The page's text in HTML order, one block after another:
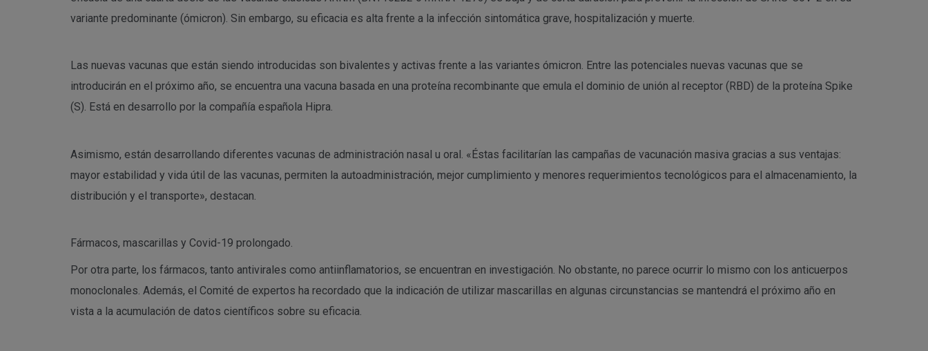
variante predominante (ómicron). Sin embargo, su eficacia es alta frente a la infección sintomática grave, hospitalización y muerte.
Las nuevas vacunas que están siendo introducidas son bivalentes y activas frente a las variantes ómicron. Entre las potenciales nuevas vacunas que se
introducirán en el próximo año, se encuentra una vacuna basada en una proteína recombinante que emula el dominio de unión al receptor (RBD) de la proteína Spike
(S). Está en desarrollo por la compañía española Hipra.
Asimismo, están desarrollando diferentes vacunas de administración nasal u oral. «Éstas facilitarían las campañas de vacunación masiva gracias a sus ventajas:
mayor estabilidad y vida útil de las vacunas, permiten la autoadministración, mejor cumplimiento y menores requerimientos tecnológicos para el almacenamiento, la
distribución y el transporte», destacan.
Fármacos, mascarillas y Covid-19 prolongado.
Por otra parte, los fármacos, tanto antivirales como antiinflamatorios, se encuentran en investigación. No obstante, no parece ocurrir lo mismo con los anticuerpos
monoclonales. Además, el Comité de expertos ha recordado que la indicación de utilizar mascarillas en algunas circunstancias se mantendrá el próximo año en
vista a la acumulación de datos científicos sobre su eficacia.